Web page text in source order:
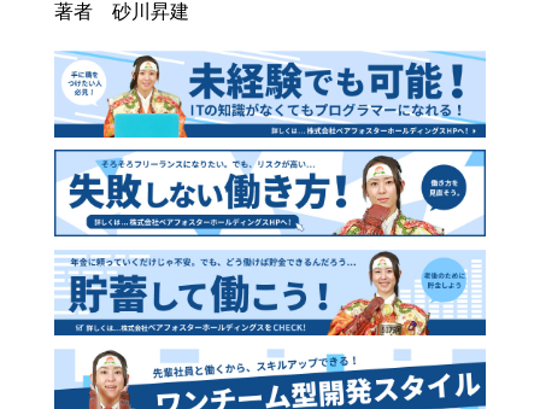
著者 砂川昇建